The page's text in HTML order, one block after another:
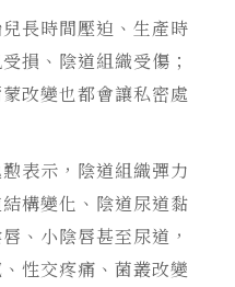
長時間壓迫、生產時
損、陰道組織受傷；
改變也都會讓私密處
表示，陰道組織彈力
構變化、陰道尿道黏
、小陰唇甚至尿道，
性交疼痛、菌叢改變